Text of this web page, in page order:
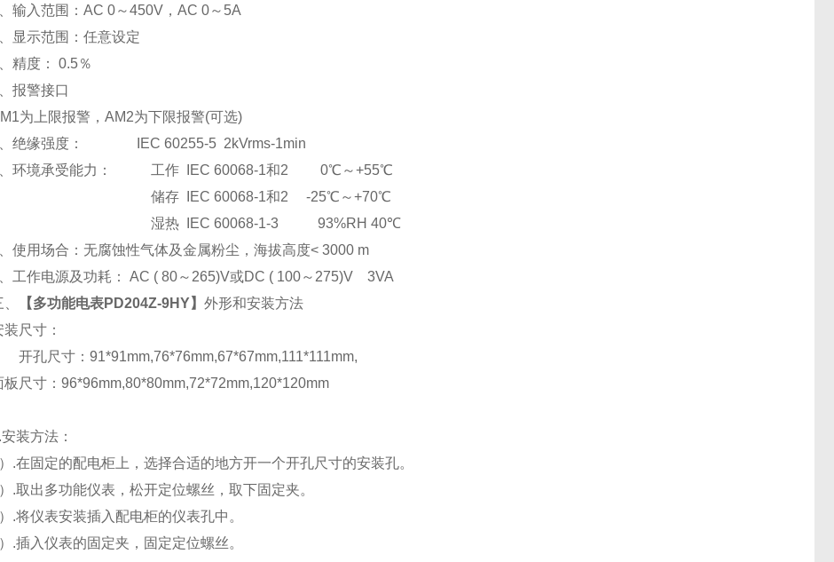
、输入范围：AC 0～450V ，AC 0～5A
显示范围：任意设定
、精度： 0.5％
、报警接口
为上限报警，AM2为下限报警(可选)
、绝缘强度： IEC 60255-5 2kVrms-1min
、环境承受能力： 工作 IEC 60068-1和2 0℃～+55℃
储存 IEC 60068-1和2 -25℃～+70℃
湿热 IEC 60068-1-3 93%RH 40℃
、使用场合：无腐蚀性气体及金属粉尘，海拔高度< 3000 m
、工作电源及功耗： AC ( 80～265)V或DC ( 100～275)V 3VA
【多功能电表PD204Z-9HY】外形和安装方法
装尺寸：
开孔尺寸：91*91mm,76*76mm,67*67mm,111*111mm,
板尺寸：96*96mm,80*80mm,72*72mm,120*120mm
安装方法：
）.在固定的配电柜上，选择合适的地方开一个开孔尺寸的安装孔。
）.取出多功能仪表，松开定位螺丝，取下固定夹。
）.将仪表安装插入配电柜的仪表孔中。
）.插入仪表的固定夹，固定定位螺丝。